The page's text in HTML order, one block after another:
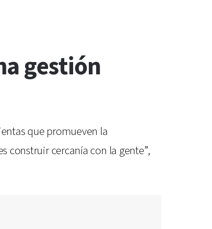
gestión
que promueven la
construir cercanía con la gente”,